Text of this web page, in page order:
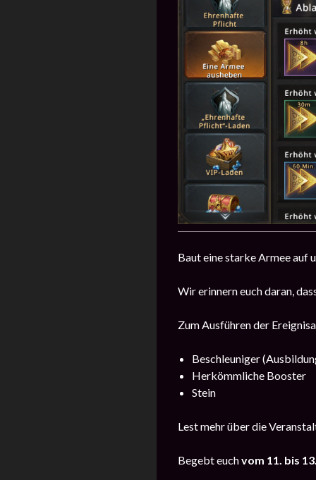
Baut eine starke Armee auf
Wir erinnern euch daran,
Zum Ausführen der
Beschleuniger
Herkömmliche Booster
Stein
Lest mehr über die
Begebt euchvom 11. bis